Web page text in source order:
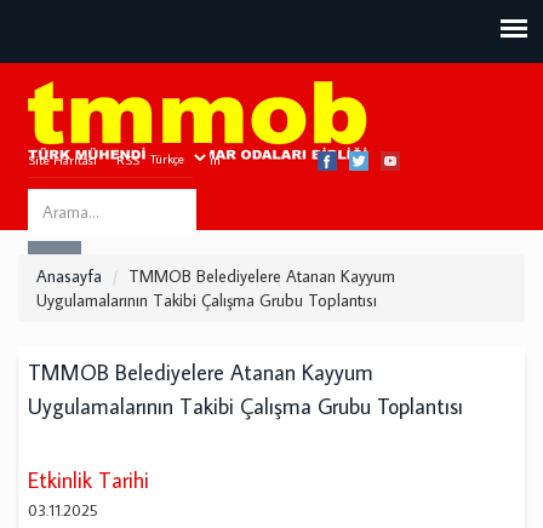
Site Haritası RSS Bize Ulaşın
Search
this
site
Anasayfa
TMMOB Belediyelere Atanan Kayyum
Uygulamalarının Takibi Çalışma Grubu Toplantısı
TMMOB Belediyelere Atanan Kayyum
Uygulamalarının Takibi Çalışma Grubu Toplantısı
Etkinlik Tarihi
03.11.2025